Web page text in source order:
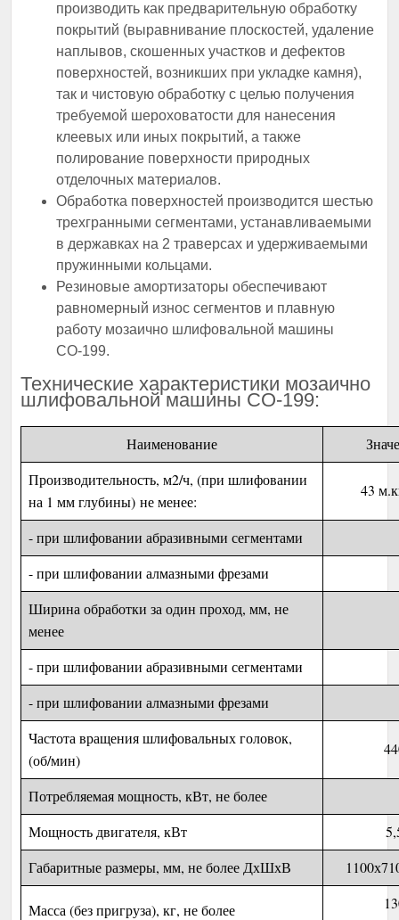
производить как предварительную обработку
покрытий (выравнивание плоскостей, удаление
наплывов, скошенных участков и дефектов
поверхностей, возникших при укладке камня),
так и чистовую обработку с целью получения
требуемой шероховатости для нанесения
клеевых или иных покрытий, а также
полирование поверхности природных
отделочных материалов.
Обработка поверхностей производится шестью
трехгранными сегментами, устанавливаемыми
в державках на 2 траверсах и удерживаемыми
пружинными кольцами.
Резиновые амортизаторы обеспечивают
равномерный износ сегментов и плавную
работу мозаично шлифовальной машины
СО-199.
Технические характеристики мозаично
шлифовальной машины СО-199:
Наименование
Производительность, м2/ч, (при шлифовании
на 1 мм глубины) не менее:
43
- при шлифовании абразивными сегментами
- при шлифовании алмазными фрезами
Ширина обработки за один проход, мм, не
менее
- при шлифовании абразивными сегментами
- при шлифовании алмазными фрезами
Частота вращения шлифовальных головок,
(об/мин)
Потребляемая мощность, кВт, не более
Мощность двигателя, кВт
Габаритные размеры, мм, не более ДхШхВ
Масса (без пригруза), кг, не более